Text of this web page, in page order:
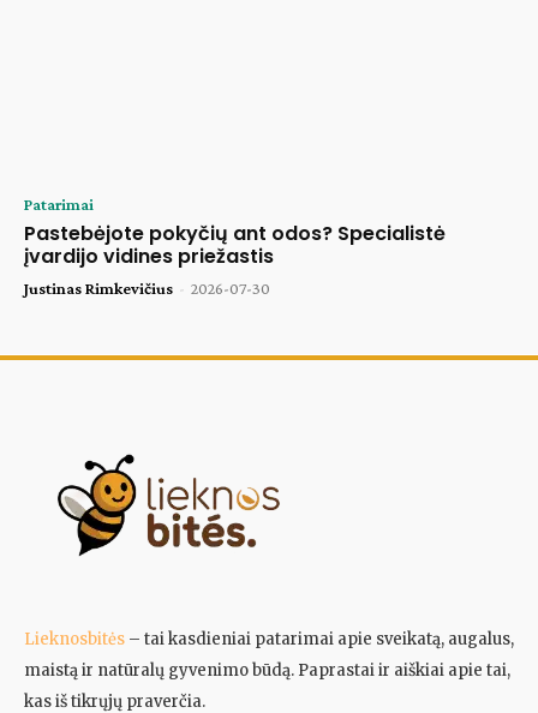
Patarimai
Pastebėjote pokyčių ant odos? Specialistė
įvardijo vidines priežastis
Justinas Rimkevičius - 2026-07-30
Lieknosbitės – tai kasdieniai patarimai apie sveikatą, augalus,
maistą ir natūralų gyvenimo būdą. Paprastai ir aiškiai apie tai,
kas iš tikrųjų praverčia.